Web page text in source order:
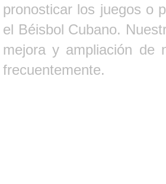
pronosticar los juegos o
el Béisbol Cubano.
mejora y ampliación de
frecuentemente.